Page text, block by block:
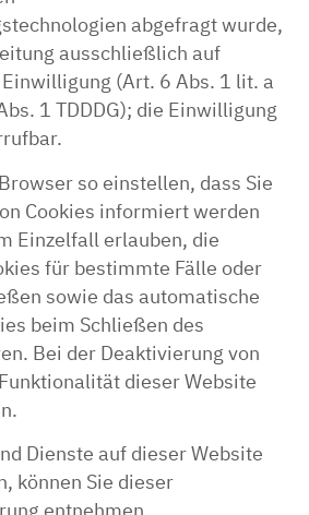
abgefragt wurde,
ausschließlich auf
(Art. 6 Abs. 1 lit. a
1 TDDDG); die Einwilligung
so einstellen, dass Sie
Cookies informiert werden
Einzelfall erlauben, die
für bestimmte Fälle oder
sowie das automatische
beim Schließen des
Bei der Deaktivierung von
dieser Website
Dienste auf dieser Website
können Sie dieser